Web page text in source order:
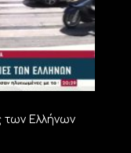
των Ελλήνων